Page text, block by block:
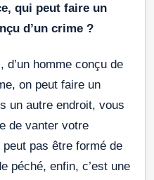
qui peut faire un
d’un crime ?
d’un homme conçu de
on peut faire un
un autre endroit, vous
de vanter votre
peut pas être formé de
péché, enfin, c’est une